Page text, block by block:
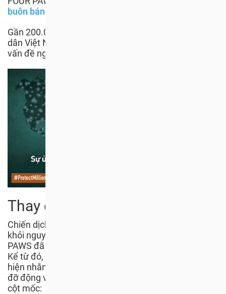
buôn bán thịt chó và mèo tàn ác ở Đông Nam Á
Gần 200.000 chữ ký trong số này đến từ những công
dân Việt Nam, nơi mà nạn buôn bán vẫn đang là một
vấn đề nghiêm trọng!
Thay đổi tích cực
Chiến dịch #Bảo vệ hàng triệu động vật và con người
khỏi nguy cơ buôn bán thịt chó và mèo của FOUR
PAWS đã được phát động vào tháng 10 năm 2019.
Kể từ đó, nhiều hoạt động quan trọng đã được thực
hiện nhằm chấm dứt nạn buôn bán và đồng thời giúp
đỡ động vật. Những thông tin sau đây chỉ là một số
cột mốc: